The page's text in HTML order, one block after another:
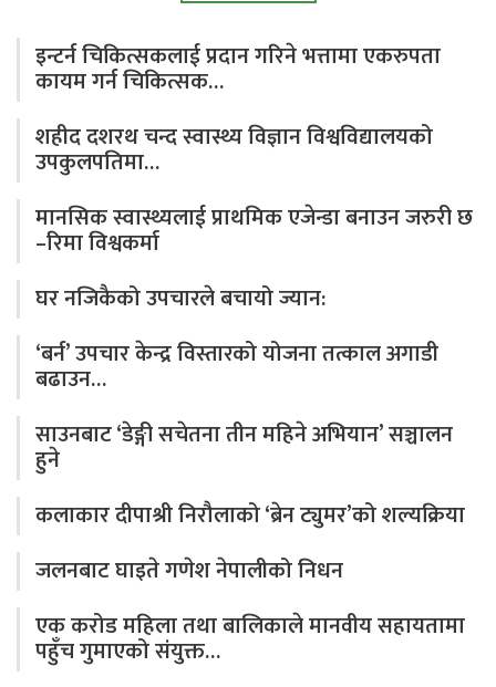
इन्टर्न चिकित्सकलाई प्रदान गरिने भत्तामा एकरुपता
कायम गर्न चिकित्सक…
शहीद दशरथ चन्द स्वास्थ्य विज्ञान विश्वविद्यालयको
उपकुलपतिमा…
मानसिक स्वास्थ्यलाई प्राथमिक एजेन्डा बनाउन जरुरी छ
–रिमा विश्वकर्मा
घर नजिकैको उपचारले बचायो ज्यान:
‘बर्न’ उपचार केन्द्र विस्तारको योजना तत्काल अगाडी
बढाउन…
साउनबाट ‘डेङ्गी सचेतना तीन महिने अभियान’ सञ्चालन
हुने
कलाकार दीपाश्री निरौलाको ‘ब्रेन ट्युमर’को शल्यक्रिया
जलनबाट घाइते गणेश नेपालीको निधन
एक करोड महिला तथा बालिकाले मानवीय सहायतामा
पहुँच गुमाएको संयुक्त…